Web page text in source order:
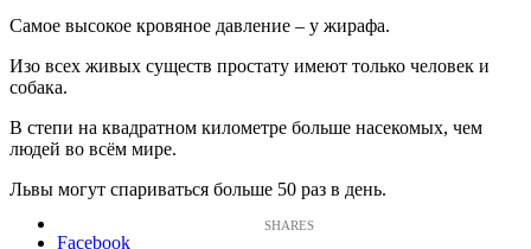
Самое высокое кровяное давление – у жирафа.
Изо всех живых существ простату имеют только человек и
собака.
В степи на квадратном километре больше насекомых, чем
людей во всём мире.
Львы могут спариваться больше 50 раз в день.
Facebook